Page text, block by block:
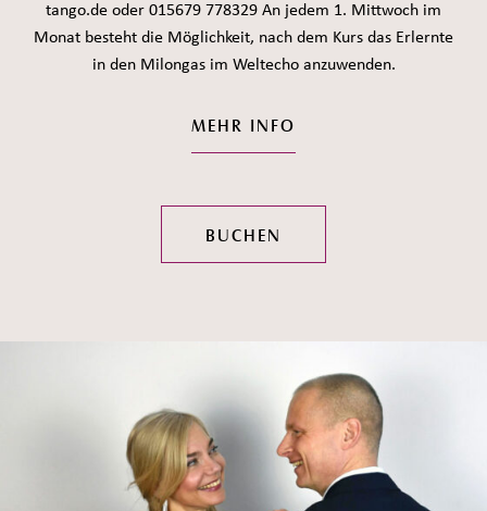
tango.de oder 015679 778329 An jedem 1. Mittwoch im
Monat besteht die Möglichkeit, nach dem Kurs das Erlernte
in den Milongas im Weltecho anzuwenden.
MEHR INFO
BUCHEN